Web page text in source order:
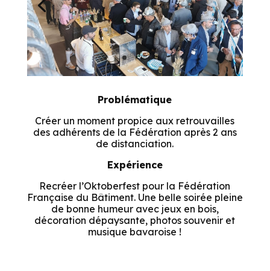
Problématique
Créer un moment propice aux retrouvailles
des adhérents de la Fédération après 2 ans
de distanciation.
Expérience
Recréer l’Oktoberfest pour la Fédération
Française du Bâtiment. Une belle soirée pleine
de bonne humeur avec jeux en bois,
décoration dépaysante, photos souvenir et
musique bavaroise !